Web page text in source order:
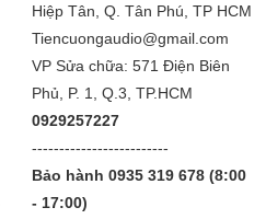
Hiệp Tân, Q. Tân Phú, TP HCM
Tiencuongaudio@gmail.com
VP Sửa chữa: 571 Điện Biên
Phủ, P. 1, Q.3, TP.HCM
0929257227
-------------------------
Bảo hành 0935 319 678 (8:00
- 17:00)